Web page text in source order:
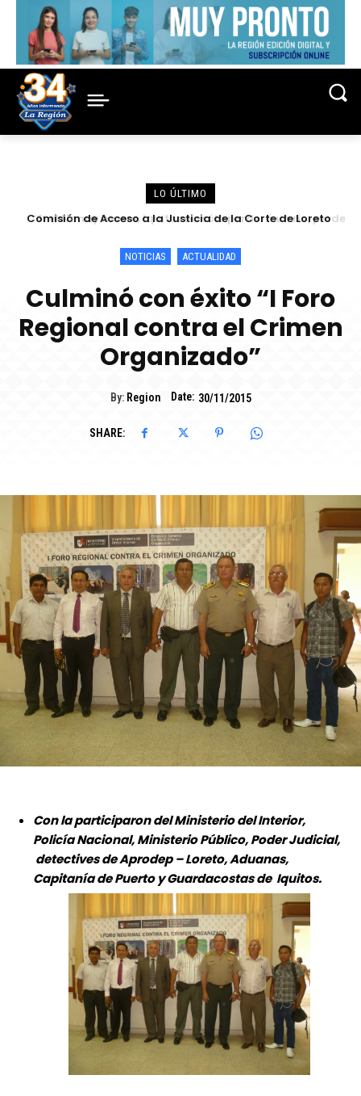
LO ÚLTIMO
“Si el Nanay muere, Iquitos no sólo perderá un río, perderá
NOTICIAS ACTUALIDAD
Culminó con éxito “I Foro
Regional contra el Crimen
Organizado”
By: Region Date: 30/11/2015
SHARE:
Con la participaron del Ministerio del Interior,
Policía Nacional, Ministerio Público, Poder Judicial,
detectives de Aprodep – Loreto, Aduanas,
Capitanía de Puerto y Guardacostas de Iquitos.